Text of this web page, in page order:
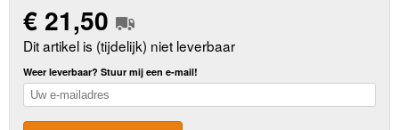
€ 21,50
Dit artikel is (tijdelijk) niet leverbaar
Weer leverbaar? Stuur mij een e-mail!